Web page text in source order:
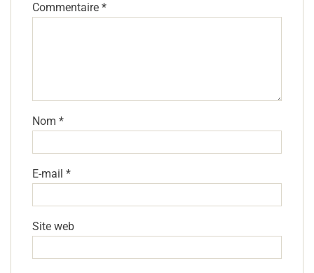
Commentaire *
Nom *
E-mail *
Site web